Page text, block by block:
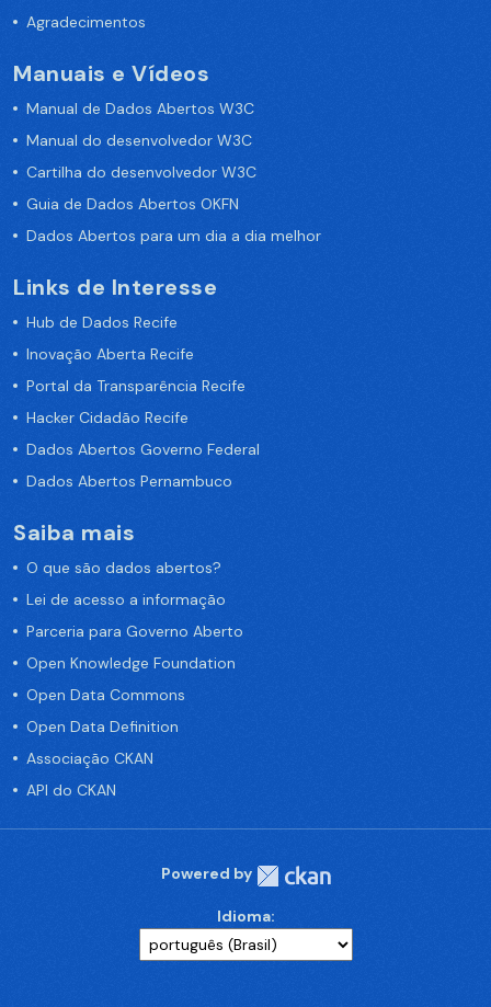
Agradecimentos
Manuais e Vídeos
Manual de Dados Abertos W3C
Manual do desenvolvedor W3C
Cartilha do desenvolvedor W3C
Guia de Dados Abertos OKFN
Dados Abertos para um dia a dia melhor
Links de Interesse
Hub de Dados Recife
Inovação Aberta Recife
Portal da Transparência Recife
Hacker Cidadão Recife
Dados Abertos Governo Federal
Dados Abertos Pernambuco
Saiba mais
O que são dados abertos?
Lei de acesso a informação
Parceria para Governo Aberto
Open Knowledge Foundation
Open Data Commons
Open Data Definition
Associação CKAN
API do CKAN
Powered by
Idioma